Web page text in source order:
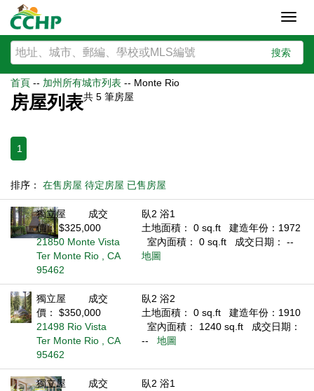
搜索
首頁 -- 加州所有城市列表 -- Monte Rio
房屋列表共 5 筆房屋
1
排序： 在售房屋 待定房屋 已售房屋
獨立屋
成交
價： $325,000
21850 Monte Vista
Ter Monte Rio , CA
95462
臥2 浴1
土地面積： 0 sq.ft
建造年份：1972
室內面積： 0 sq.ft
成交日期： --
地圖
獨立屋
成交
價： $350,000
21498 Rio Vista
Ter Monte Rio , CA
95462
臥2 浴2
土地面積： 0 sq.ft
建造年份：1910
室內面積： 1240 sq.ft
成交日期：
--
地圖
獨立屋
成交
臥2 浴1